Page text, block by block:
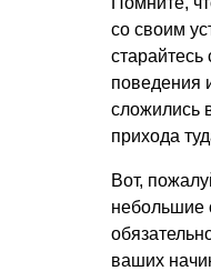
со своим
поведения
сложились
прихода
Вот,
небольшие
ваших